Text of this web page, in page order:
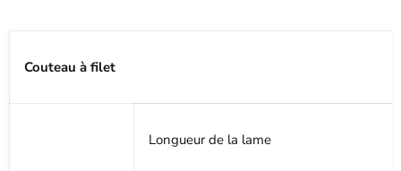
Couteau à filet
Longueur de la lame